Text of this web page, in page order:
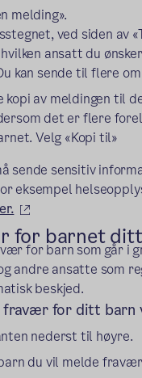
melding».
ved siden av
ansatt du
kan sende til flere om
kopi av meldingen til
det er flere
Velg «Kopi til»
sende sensitiv
eksempel
(ekstern lenke)
for barnet ditt
for barn som går i
andre ansatte som
beskjed.
for ditt barn
nederst til høyre.
du vil melde